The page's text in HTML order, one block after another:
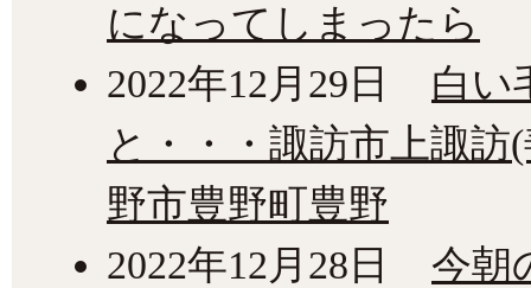
になってしまったら
2022年12月29日
白い
と・・・諏訪市上諏
野市豊野町豊野
2022年12月28日
今朝